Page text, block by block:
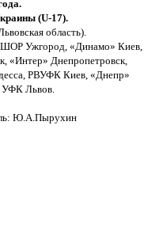
(U-17).
область).
Ужгород, «Динамо» Киев,
«Интер» Днепропетровск,
РВУФК Киев, «Днепр»
УФК Львов.
Ю.А.Пырухин